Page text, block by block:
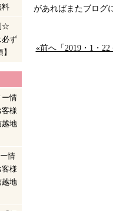
があればまたブログ
«前へ「2019・1・
料
☆
必ず
ー情
様
越地
情
様
越地